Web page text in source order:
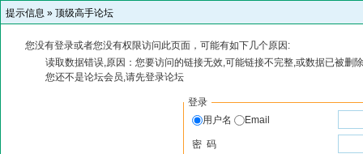
提示信息 » 顶级高手论坛
您没有登录或者您没有权限访问此页面，可能有如下几个原因:
读取数据错误,原因：您要访问的链接无效,可能链接不完整,或数据已被删
您还不是论坛会员,请先登录论坛
登录
用户名
Email
密 码